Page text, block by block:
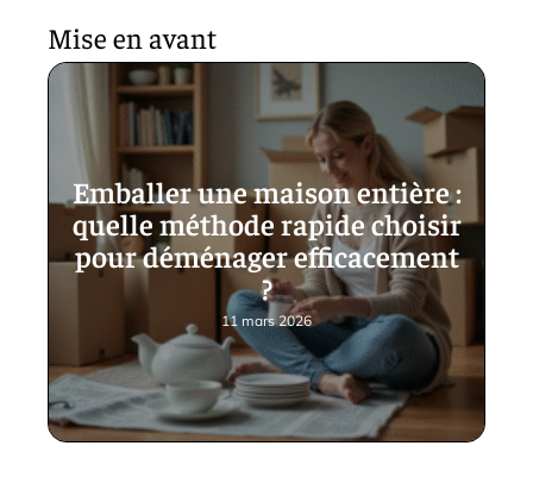
Mise en avant
Emballer une maison entière :
quelle méthode rapide choisir
pour déménager efficacement
?
11 mars 2026